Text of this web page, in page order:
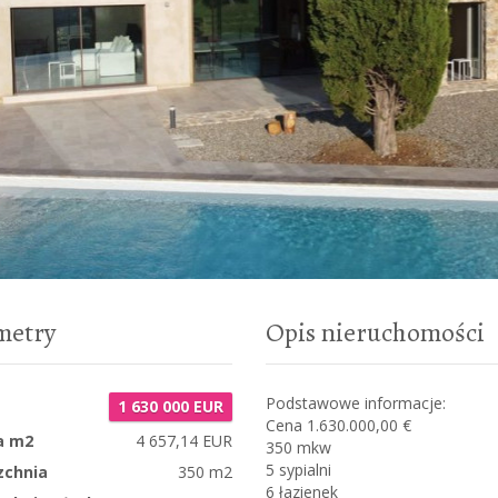
1 630 000 EUR
m2
4 657,14 EUR
350 m2
Opis nieruchomości
Podstawowe informacje:
Cena 1.630.000,00 €
350 mkw
5 sypialni
6 łazienek